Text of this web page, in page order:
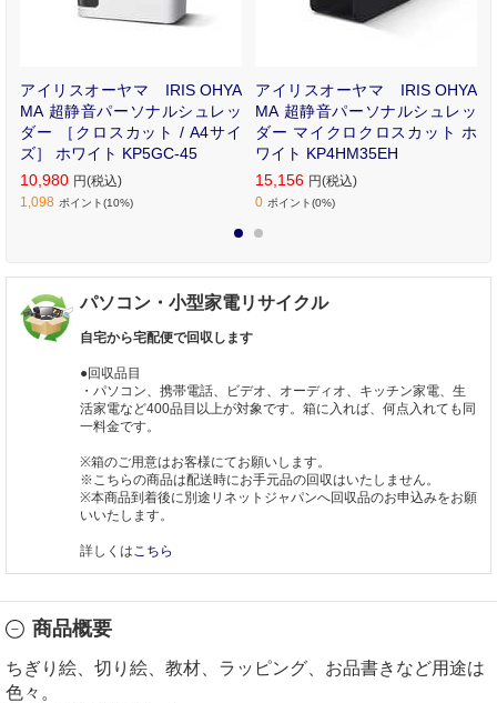
アイリスオーヤマ IRIS OHYA
MA 超静音パーソナルシュレッ
ダー ［クロスカット / A4サイ
ズ］ ホワイト KP5GC-45
10,980 円(税込)
1,098 ポイント(10%)
アイリスオーヤマ IRIS OHYA
MA 超静音パーソナルシュレッ
ダー マイクロクロスカット ホ
ワイト KP4HM35EH
15,156 円(税込)
0 ポイント(0%)
パソコン・小型家電リサイクル
自宅から宅配便で回収します
●回収品目
・パソコン、携帯電話、ビデオ、オーディオ、キッチン家電、生
活家電など400品目以上が対象です。箱に入れば、何点入れても同
一料金です。
※箱のご用意はお客様にてお願いします。
※こちらの商品は配送時にお手元品の回収はいたしません。
※本商品到着後に別途リネットジャパンへ回収品のお申込みをお願
いいたします。
詳しくは こちら
商品概要
ちぎり絵、切り絵、教材、ラッピング、お品書きなど用途は
色々。